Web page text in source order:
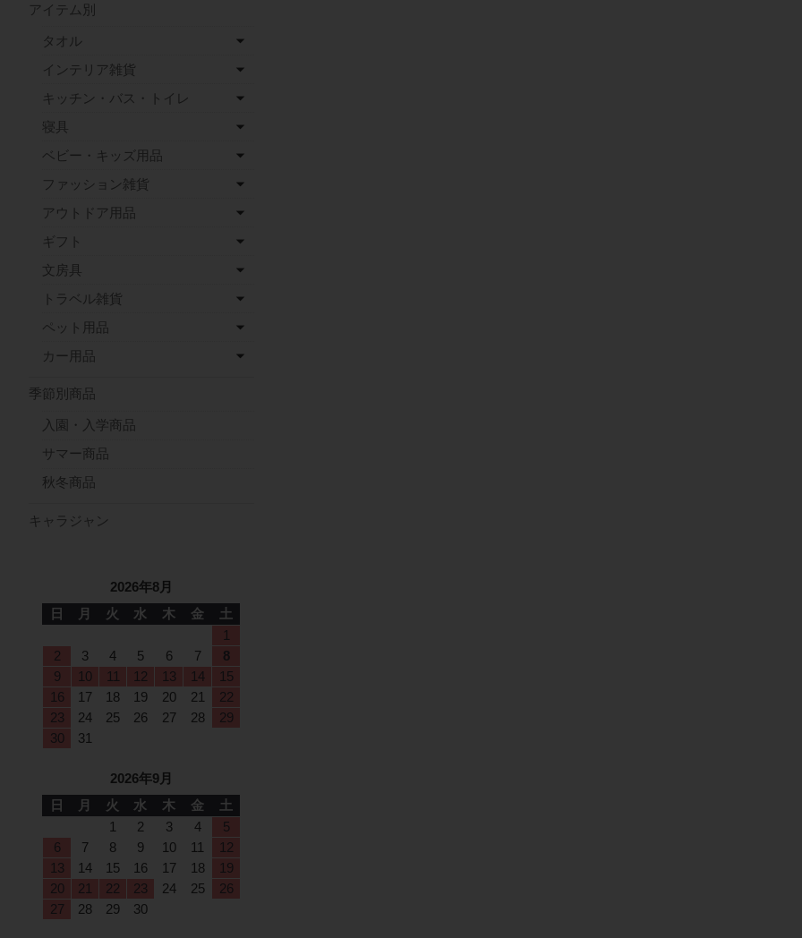
アイテム別
タオル
インテリア雑貨
キッチン・バス・トイレ
寝具
ベビー・キッズ用品
ファッション雑貨
アウトドア用品
ギフト
文房具
トラベル雑貨
ペット用品
カー用品
季節別商品
入園・入学商品
サマー商品
秋冬商品
キャラジャン
2026年8月
日
月 火 水 木 金
土
1
2
3 4 5 6 7
8
9
10 11 12 13 14
15
16
17 18 19 20 21
22
23
24 25 26 27 28
29
30
31
2026年9月
日
月 火 水 木 金
土
1
2 3 4
5
6
7 8 9 10 11
12
13
14 15 16 17 18
19
20
21 22 23 24 25
26
27
28 29 30